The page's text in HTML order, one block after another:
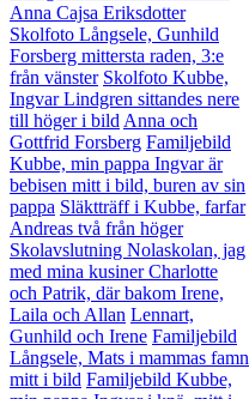
Anna Cajsa Eriksdotter
Skolfoto Långsele, Gunhild
Forsberg mittersta raden, 3:e
från vänster Skolfoto Kubbe,
Ingvar Lindgren sittandes nere
till höger i bild Anna och
Gottfrid Forsberg Familjebild
Kubbe, min pappa Ingvar är
bebisen mitt i bild, buren av sin
pappa Släktträff i Kubbe, farfar
Andreas två från höger
Skolavslutning Nolaskolan, jag
med mina kusiner Charlotte
och Patrik, där bakom Irene,
Laila och Allan Lennart,
Gunhild och Irene Familjebild
Långsele, Mats i mammas famn
mitt i bild Familjebild Kubbe,